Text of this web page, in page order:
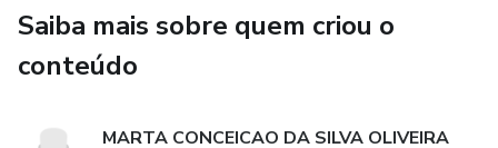
Saiba mais sobre quem criou o
conteúdo
MARTA CONCEICAO DA SILVA OLIVEIRA